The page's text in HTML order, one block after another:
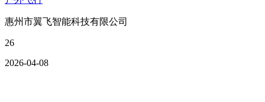
惠州市翼飞智能科技有限公司
26
2026-04-08